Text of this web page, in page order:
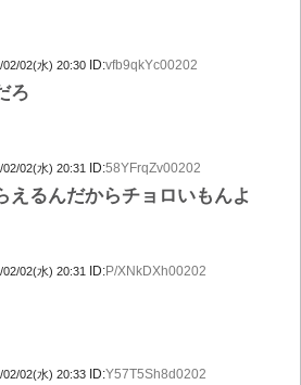
02/02(水) 20:30 ID:vfb9qkYc00202
ろ
02/02(水) 20:31 ID:58YFrqZv00202
えるんだからチョロいもんよ
02/02(水) 20:31 ID:P/XNkDXh00202
02/02(水) 20:33 ID:Y57T5Sh8d0202